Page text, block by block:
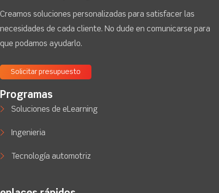
Creamos soluciones personalizadas para satisfacer las
necesidades de cada cliente. No dude en comunicarse para
que podamos ayudarlo.
Solicitar presupuesto
Programas
Soluciones de eLearning
Ingenieria
Tecnología automotriz